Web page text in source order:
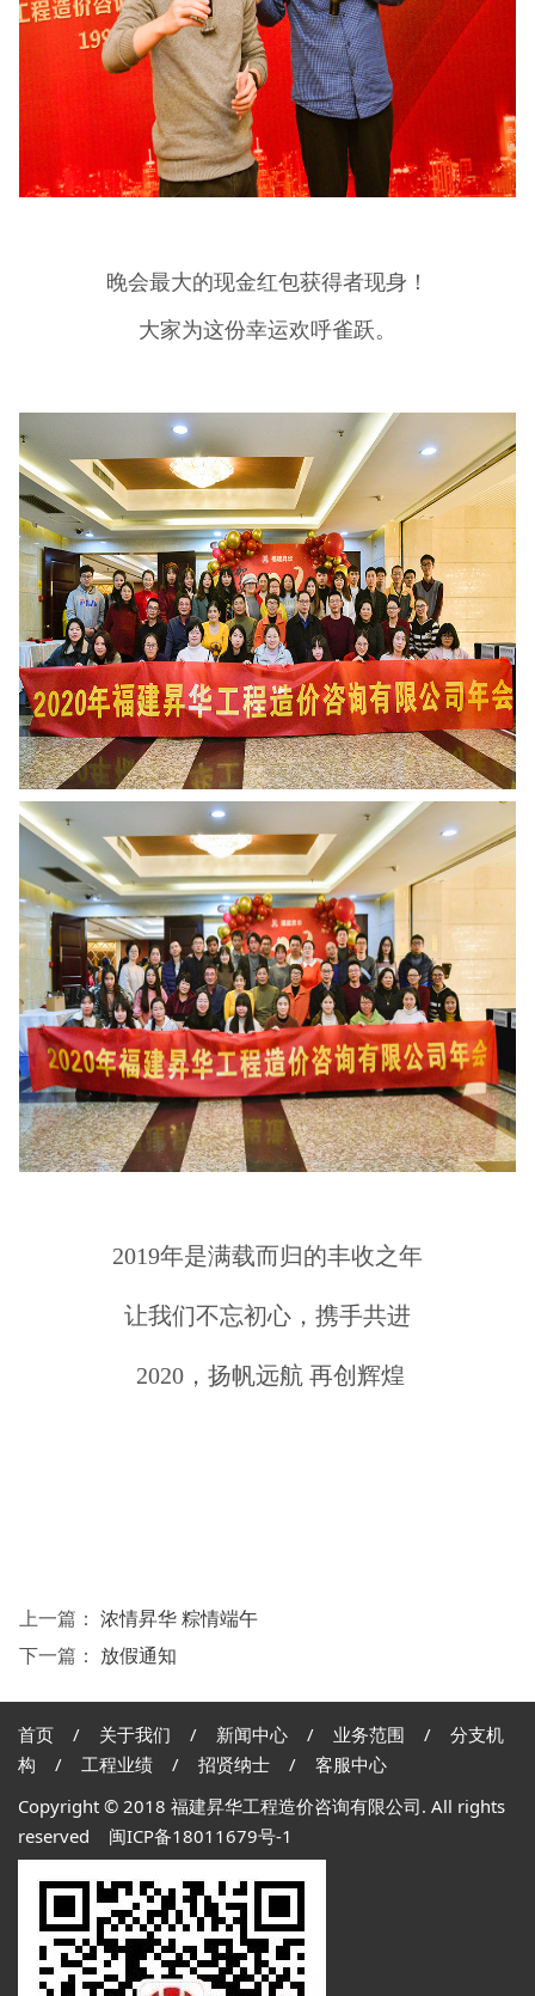
晚会最大的现金红包获得者现身！
大家为这份幸运欢呼雀跃。
2019年是满载而归的丰收之年
让我们不忘初心，携手共进
2020，扬帆远航 再创辉煌
上一篇： 浓情昇华 粽情端午
下一篇： 放假通知
首页/ 关于我们 / 新闻中心/ 业务范围 / 分支机
构 / 工程业绩 / 招贤纳士 / 客服中心
Copyright © 2018 福建昇华工程造价咨询有限公司. All rights
reserved 闽ICP备18011679号-1